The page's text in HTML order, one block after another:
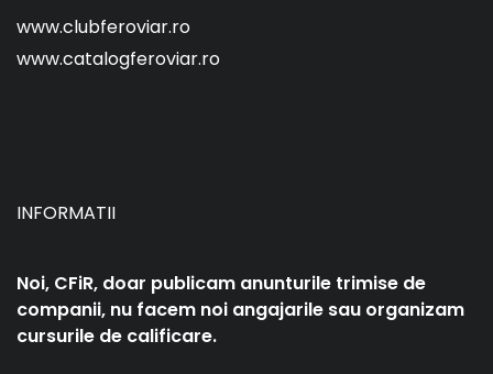
www.clubferoviar.ro
www.catalogferoviar.ro
INFORMATII
Noi, CFiR, doar publicam anunturile trimise de
companii, nu facem noi angajarile sau organizam
cursurile de calificare.